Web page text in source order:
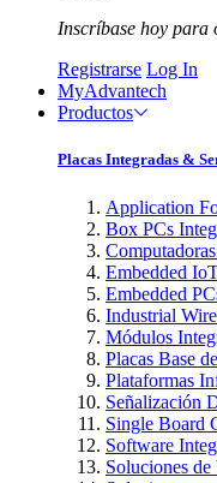
Inscríbase hoy para
Registrarse Log In
MyAdvantech
Productos
Placas Integradas &
Application
Box PCs
Embedded
Embedded
Industrial
Módulos
Placas Base
Plataformas
Señalización
Single Board
Software
Soluciones